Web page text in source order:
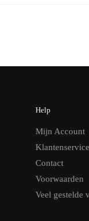
Help
Mijn Account
Klantenservice
Contact
Voorwaarden
Veel gestelde